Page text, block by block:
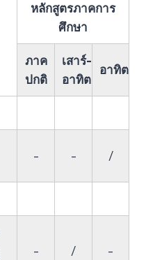
หลักสูตรภาคการ
ศึกษา
ภาค
ปกติ
เสาร์-
อาทิตย์
อาทิตย์
- - /
- / -